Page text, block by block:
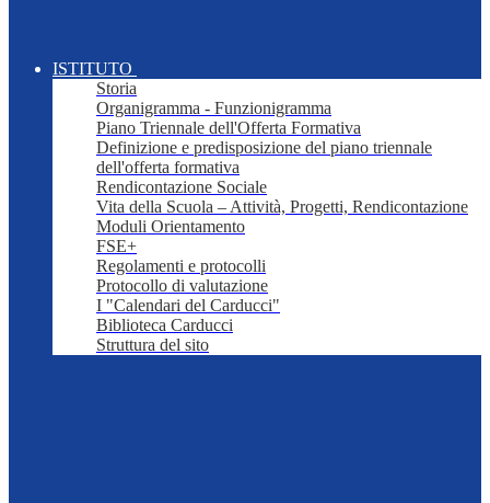
ISTITUTO
Storia
Organigramma - Funzionigramma
Piano Triennale dell'Offerta Formativa
Definizione e predisposizione del piano triennale
dell'offerta formativa
Rendicontazione Sociale
Vita della Scuola – Attività, Progetti, Rendicontazione
Moduli Orientamento
FSE+
Regolamenti e protocolli
Protocollo di valutazione
I "Calendari del Carducci"
Biblioteca Carducci
Struttura del sito